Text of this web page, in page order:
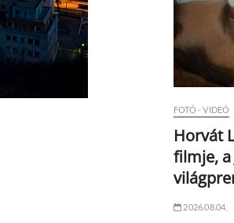
FOTÓ - VIDEÓ
Horvát
filmje, a
2026.08.04.